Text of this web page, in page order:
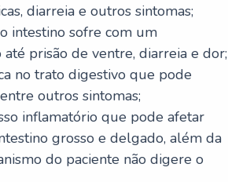
diarreia e outros sintomas;
intestino sofre com um
prisão de ventre, diarreia e dor;
no trato digestivo que pode
outros sintomas;
inflamatório que pode afetar
grosso e delgado, além da
do paciente não digere o